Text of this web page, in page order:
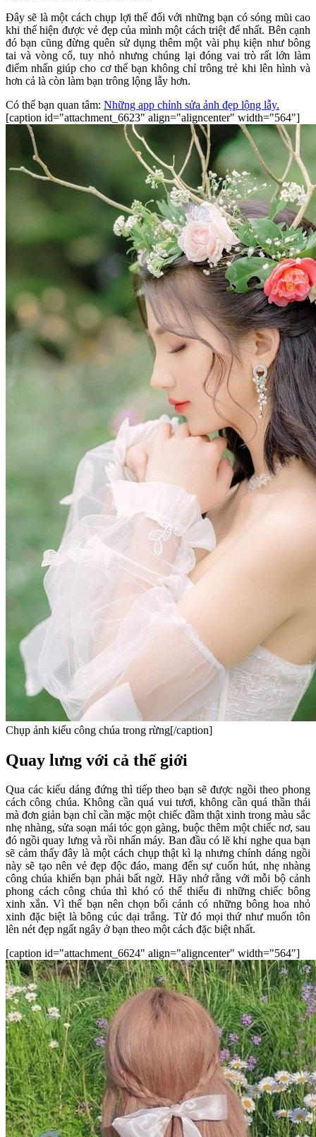
Đây sẽ là một cách chụp lợi thế đối với những bạn có sóng mũi cao
khi thể hiện được vẻ đẹp của mình một cách triệt để nhất. Bên cạnh
đó bạn cũng đừng quên sử dụng thêm một vài phụ kiện như bông
tai và vòng cổ, tuy nhỏ nhưng chúng lại đóng vai trò rất lớn làm
điểm nhấn giúp cho cơ thể bạn không chỉ trông trẻ khi lên hình và
hơn cả là còn làm bạn trông lộng lẫy hơn.
Có thể bạn quan tâm: Những app chỉnh sửa ảnh đẹp lộng lẫy.
[caption id="attachment_6623" align="aligncenter" width="564"]
Chụp ảnh kiểu công chúa trong rừng[/caption]
Quay lưng với cả thế giới
Qua các kiểu dáng đứng thì tiếp theo bạn sẽ được ngồi theo phong
cách công chúa. Không cần quá vui tươi, không cần quá thần thái
mà đơn giản bạn chỉ cần mặc một chiếc đầm thật xinh trong màu sắc
nhẹ nhàng, sửa soạn mái tóc gọn gàng, buộc thêm một chiếc nơ, sau
đó ngồi quay lưng và rồi nhấn máy. Ban đầu có lẽ khi nghe qua bạn
sẽ cảm thấy đây là một cách chụp thật kì lạ nhưng chính dáng ngồi
này sẽ tạo nên vẻ đẹp độc đáo, mang đến sự cuốn hút, nhẹ nhàng
công chúa khiến bạn phải bất ngờ. Hãy nhớ rằng với mỗi bộ cảnh
phong cách công chúa thì khó có thể thiếu đi những chiếc bông
xinh xắn. Vì thế bạn nên chọn bối cảnh có những bông hoa nhỏ
xinh đặc biệt là bông cúc dại trắng. Từ đó mọi thứ như muốn tôn
lên nét đẹp ngất ngây ở bạn theo một cách đặc biệt nhất.
[caption id="attachment_6624" align="aligncenter" width="564"]